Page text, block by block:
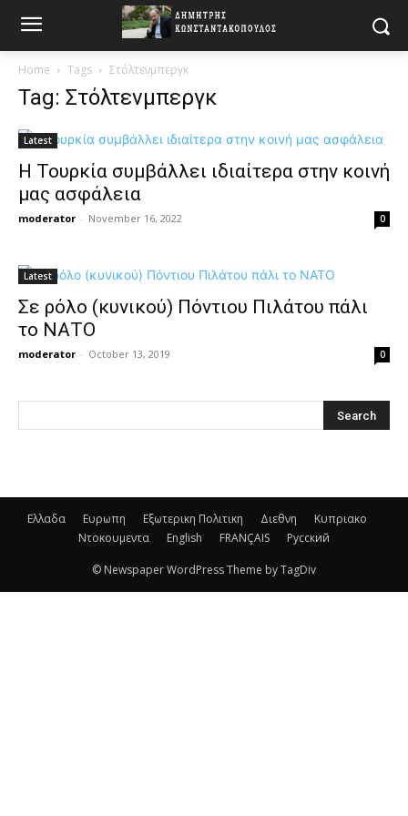
Home Tags Στόλτενμπεργκ
Tag: Στόλτενμπεργκ
Latest
Η Τουρκία συμβάλλει ιδιαίτερα στην κοινή
μας ασφάλεια
moderator - November 16, 2022 0
Latest
Σε ρόλο (κυνικού) Πόντιου Πιλάτου πάλι
το ΝΑΤΟ
moderator - October 13, 2019 0
Ελλαδα Ευρωπη Εξωτερικη Πολιτικη Διεθνη
Κυπριακο
Ντοκουμεντα
English FRANÇAIS Русский
© Newspaper WordPress Theme by TagDiv